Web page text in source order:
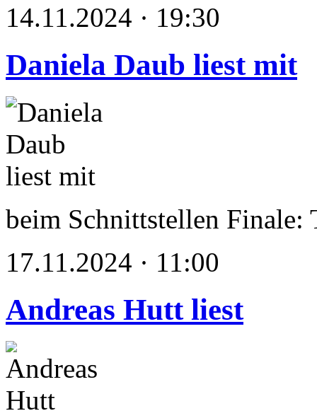
14.11.2024 · 19:30
Daniela Daub liest mit
beim Schnittstellen Finale:
17.11.2024 · 11:00
Andreas Hutt liest